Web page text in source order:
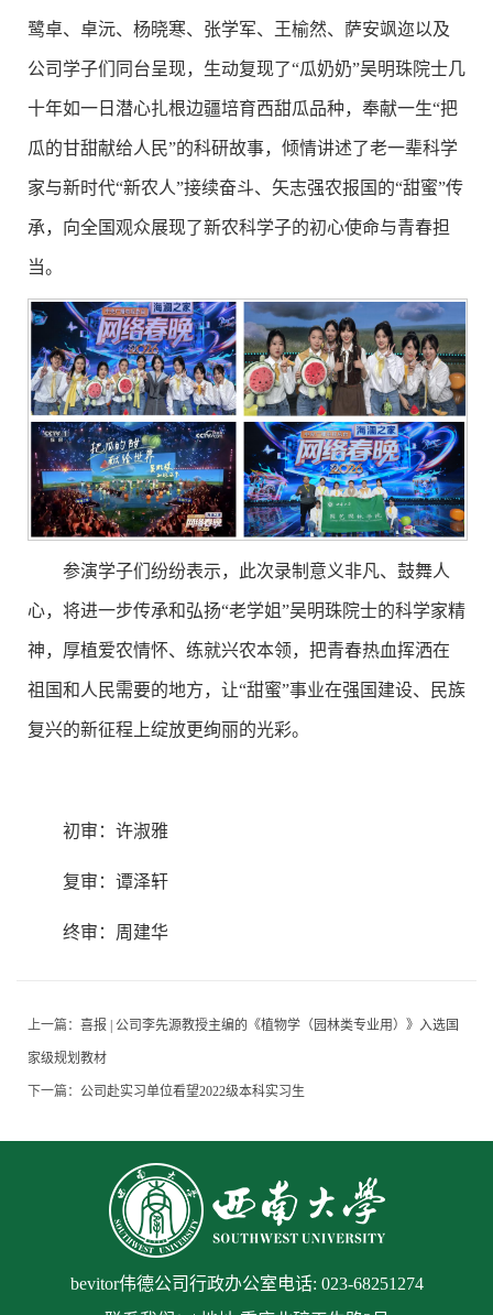
鹭卓、卓沅、杨晓寒、张学军、王榆然、萨安飒迩以及
公司学子们同台呈现，生动复现了“瓜奶奶”吴明珠院士几
十年如一日潜心扎根边疆培育西甜瓜品种，奉献一生“把
瓜的甘甜献给人民”的科研故事，倾情讲述了老一辈科学
家与新时代“新农人”接续奋斗、矢志强农报国的“甜蜜”传
承，向全国观众展现了新农科学子的初心使命与青春担
当。
参演学子们纷纷表示，此次录制意义非凡、鼓舞人
心，将进一步传承和弘扬“老学姐”吴明珠院士的科学家精
神，厚植爱农情怀、练就兴农本领，把青春热血挥洒在
祖国和人民需要的地方，让“甜蜜”事业在强国建设、民族
复兴的新征程上绽放更绚丽的光彩。
初审：许淑雅
复审：谭泽轩
终审：周建华
上一篇： 喜报 | 公司李先源教授主编的《植物学（园林类专业用）》入选国
家级规划教材
下一篇： 公司赴实习单位看望2022级本科实习生
bevitor伟德公司行政办公室电话: 023-68251274